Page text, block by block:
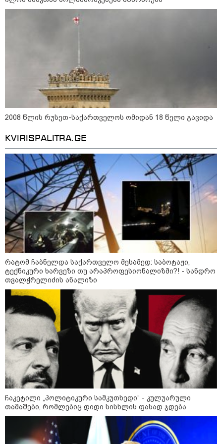
კატეგორიები
7
აგვისტო
დღის ზოგადი
ასტროლოგიური
პროგნოზი
ეს დღე გამოირჩევა სტაბილური და მშვიდი ენერგიით. კარგი
პერიოდია დაწყებული საქმეების ბოლომდე მოსაყვანად,
ფინანსური საკითხების გადასამოწმებლად და სამუშაო
სივრცის მოწესრიგებისთვის. თანმიმდევრული მოქმედება და
პრაქტიკული მიდგომა სასურველ შედეგს უდანაკარგოდ
მოგიტანთ.
ვეგეტარიანული ფალაფელი
2008 წლის რუსეთ-საქართველოს ომიდან 18 წელი გავიდა
KVIRISPALITRA.GE
რატომ ჩაბნელდა საქართველო მესამედ: საბოტაჟი,
ტექნიკური ხარვეზი თუ არაპროფესიონალიზმი?! - სანდრო
თვალჭრელიძის ანალიზი
ჩაკეტილი „პოლიტიკური სამკუთხედი“ - კულუარული
თამაშები, რომლებიც დიდი სისხლის ფასად ჯდება